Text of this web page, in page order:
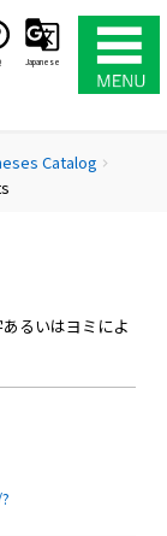
Japanese
Catalog chevron_right
るいはヨミによ